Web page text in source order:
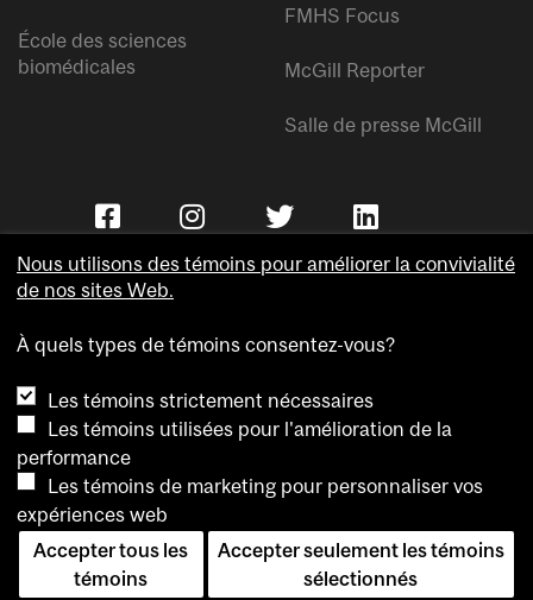
École des sciences
biomédicales
FMHS Focus
McGill Reporter
Salle de presse McGill
Accessibilité
Confidentialité
Avis sur les témoins
Pour nous joindre
Nous utilisons des témoins pour améliorer la convivialité
de nos sites Web.
À quels types de témoins consentez-vous?
Les témoins strictement nécessaires
Les témoins utilisées pour l'amélioration de la
performance
Les témoins de marketing pour personnaliser vos
expériences web
Accepter tous les
témoins
Accepter seulement les témoins
sélectionnés